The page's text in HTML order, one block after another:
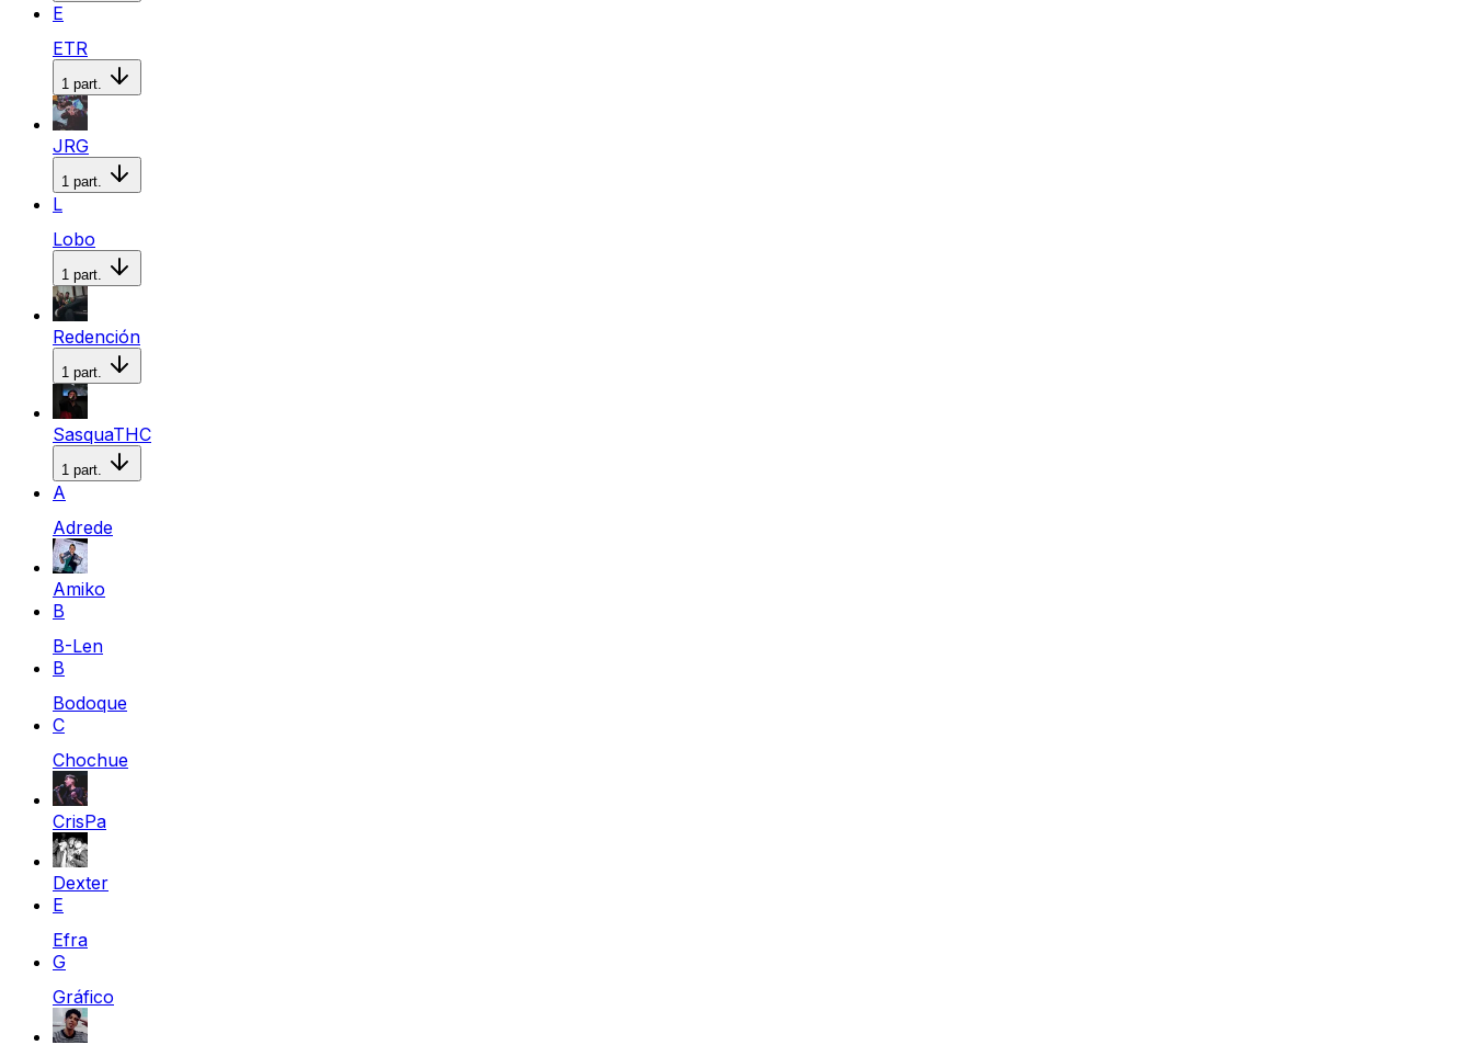
E
ETR
1 part.
JRG
1 part.
L
Lobo
1 part.
Redención
1 part.
SasquaTHC
1 part.
A
Adrede
Amiko
B
B-Len
B
Bodoque
C
Chochue
CrisPa
Dexter
E
Efra
G
Gráfico